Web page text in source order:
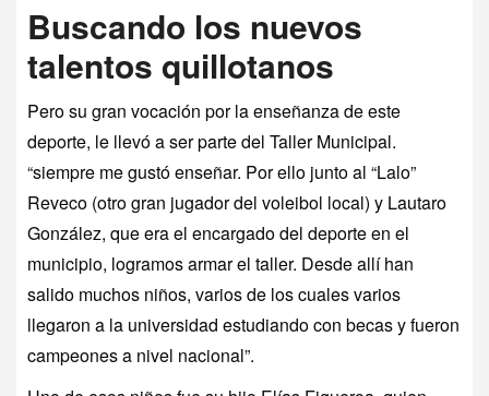
Buscando los nuevos
talentos quillotanos
Pero su gran vocación por la enseñanza de este
deporte, le llevó a ser parte del Taller Municipal.
“siempre me gustó enseñar. Por ello junto al “Lalo”
Reveco (otro gran jugador del voleibol local) y Lautaro
González, que era el encargado del deporte en el
municipio, logramos armar el taller. Desde allí han
salido muchos niños, varios de los cuales varios
llegaron a la universidad estudiando con becas y fueron
campeones a nivel nacional”.